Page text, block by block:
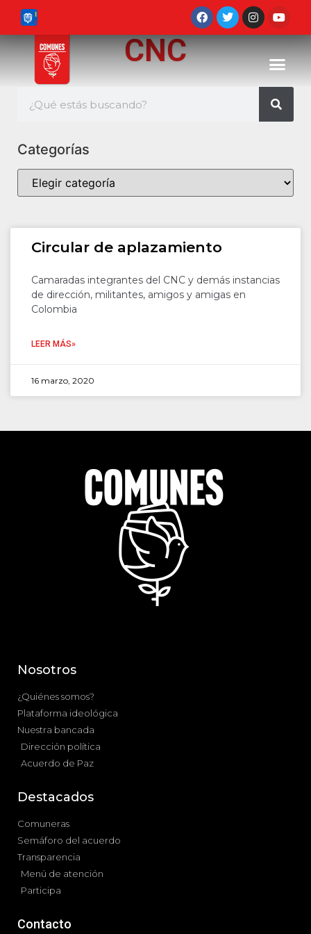
CNC
Categorías
Circular de aplazamiento
Camaradas integrantes del CNC y demás instancias
de dirección, militantes, amigos y amigas en
Colombia
LEER MÁS»
16 marzo, 2020
Nosotros
¿Quiénes somos?
Plataforma ideológica
Nuestra bancada
Dirección política
Acuerdo de Paz
Destacados
Comuneras
Semáforo del acuerdo
Transparencia
Menú de atención
Participa
Contacto